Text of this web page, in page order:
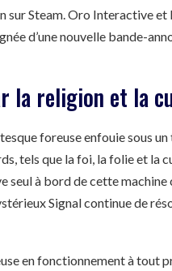
sur Steam. Oro Interactive
d’une nouvelle bande-
la religion et la
foreuse enfouie sous
tels que la foi, la folie et la
à bord de cette machine
Signal continue de
en fonctionnement à tout